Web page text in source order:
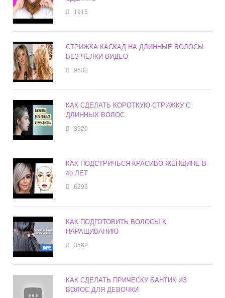
1915
СТРИЖКА КАСКАД НА ДЛИННЫЕ ВОЛОСЫ
БЕЗ ЧЕЛКИ ВИДЕО
9532
КАК СДЕЛАТЬ КОРОТКУЮ СТРИЖКУ С
ДЛИННЫХ ВОЛОС
3920
КАК ПОДСТРИЧЬСЯ КРАСИВО ЖЕНЩИНЕ В
40 ЛЕТ
6293
КАК ПОДГОТОВИТЬ ВОЛОСЫ К
НАРАЩИВАНИЮ
3562
КАК СДЕЛАТЬ ПРИЧЕСКУ БАНТИК ИЗ
ВОЛОС ДЛЯ ДЕВОЧКИ